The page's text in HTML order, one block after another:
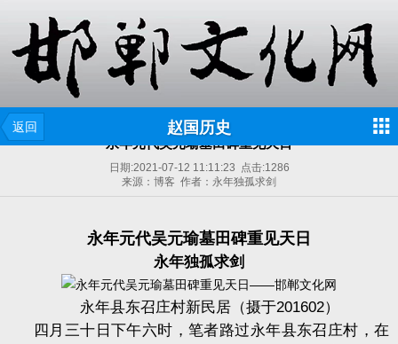
返回 赵国历史
永年元代吴元瑜墓田碑重见天日
日期:2021-07-12 11:11:23 点击:1286
来源：博客 作者：永年独孤求剑
永年元代吴元瑜墓田碑重见天日
永年独孤求剑
永年县东召庄村新民居（摄于201602）
四月三十日下午六时，笔者路过永年县东召庄村，在